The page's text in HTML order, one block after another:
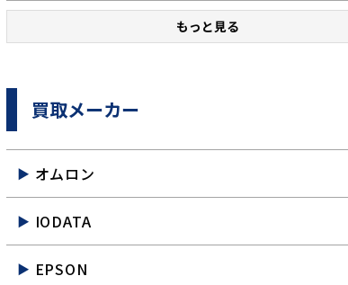
もっと見る
買取メーカー
オムロン
IODATA
EPSON